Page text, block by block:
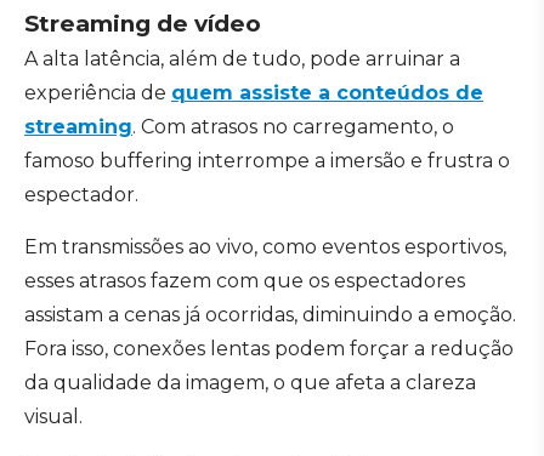
Streaming de vídeo
A alta latência, além de tudo, pode arruinar a
experiência de quem assiste a conteúdos de
streaming. Com atrasos no carregamento, o
famoso buffering interrompe a imersão e frustra o
espectador.
Em transmissões ao vivo, como eventos esportivos,
esses atrasos fazem com que os espectadores
assistam a cenas já ocorridas, diminuindo a emoção.
Fora isso, conexões lentas podem forçar a redução
da qualidade da imagem, o que afeta a clareza
visual.